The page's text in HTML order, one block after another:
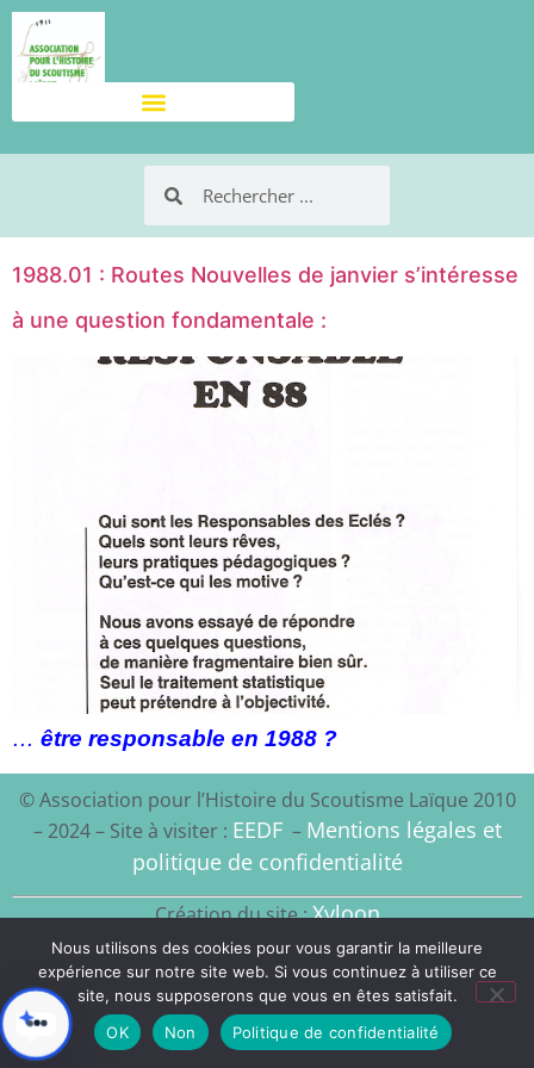
1988.01 : Routes Nouvelles de janvier s’intéresse
à une question fondamentale :
… être responsable en 1988 ?
© Association pour l’Histoire du Scoutisme Laïque 2010
– 2024 – Site à visiter : EEDF– Mentions légales et
politique de confidentialité
Création du site :Xyloon
Nous utilisons des cookies pour vous garantir la meilleure
expérience sur notre site web. Si vous continuez à utiliser ce
site, nous supposerons que vous en êtes satisfait.
OK
Non Politique de confidentialité